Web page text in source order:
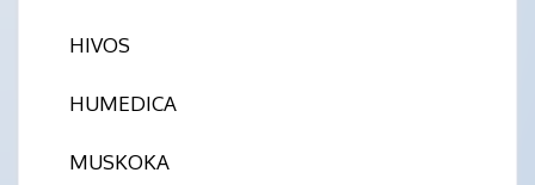
HIVOS
HUMEDICA
MUSKOKA